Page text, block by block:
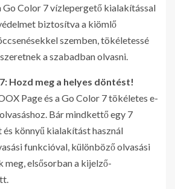
Go Color 7 vízlepergető kialakítással
biztosítva a kiömlő
szemben, tökéletessé
a szabadban olvasni.
Hozd meg a helyes döntést!
Page és a Go Color 7 tökéletes e-
Bár mindkettő egy 7
könnyű kialakítást használ
funkcióval, különböző olvasási
meg, elsősorban a kijelző-